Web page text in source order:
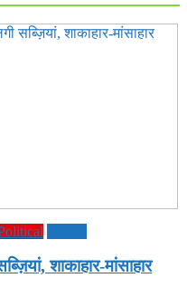
शाकाहार-मांसाहार